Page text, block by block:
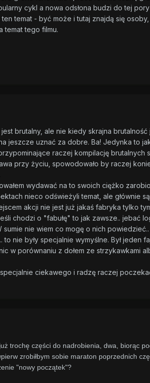
cykl a nowa odsłona budzi do tej
temat - być może i tutaj znajdą się
temat tego filmu.
brutalny, ale nie kiedy skrajna
jeszcze uznać za dobre. Ba! Jedynka to
raczej kompilację brutalnych
przy życiu, spowodowało by raczej
wydawać na to swoich ciężko
nieco odświeżyli temat, ale głównie
akcji nie jest już jakaś fabryka tylko
chodzi o "fabułę" to jak zawsze.. jebać
nie wiem co mogę o nich
nie były specjalnie wymyślne. Był jeden
w porównaniu z dołem ze strzykawkami
ciekawego i radzę raczej
trochę części do nadrobienia, dwa, biorąc
zrobiłbym sobie maraton poprzednich
"nowy początek"?